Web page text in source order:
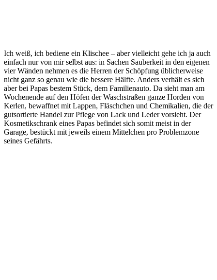
Ich weiß, ich bediene ein Klischee – aber vielleicht gehe ich ja auch
einfach nur von mir selbst aus: in Sachen Sauberkeit in den eigenen
vier Wänden nehmen es die Herren der Schöpfung üblicherweise
nicht ganz so genau wie die bessere Hälfte. Anders verhält es sich
aber bei Papas bestem Stück, dem Familienauto. Da sieht man am
Wochenende auf den Höfen der Waschstraßen ganze Horden von
Kerlen, bewaffnet mit Lappen, Fläschchen und Chemikalien, die der
gutsortierte Handel zur Pflege von Lack und Leder vorsieht. Der
Kosmetikschrank eines Papas befindet sich somit meist in der
Garage, bestückt mit jeweils einem Mittelchen pro Problemzone
seines Gefährts.